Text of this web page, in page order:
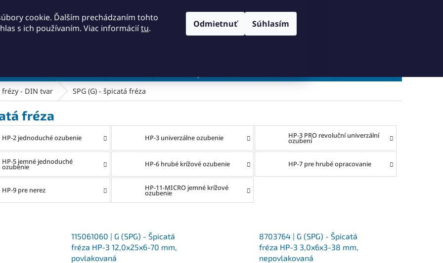
cookie. Ďalším prechádzaním tohto
s ich používaním. Viac informáciítu. Odmietnuť Súhlasím
- DIN tvar SPG (G) - špicatá fréza
fréza
HP-2 jednoduché ozubenie HP-3 univerzálne ozubenie HP-3 PRO revoluční univerzální
ozubení
HP-5 jemné jednoduché
ozubenie HP-6 hrubé krížové ozubenie HP-7 pre hrubé opracovanie
HP-9 pre nerez HP-11-MICRO jemné krížové
ozubenie
115061060 | G (SPG) - Špicatá
fréza HP-3 12,0x25x6-70 mm,
povlakovaná
8703764 | G (SPG) - Špicatá
fréza HP-3 3,0x6x3-38 mm,
nepovlakovaná